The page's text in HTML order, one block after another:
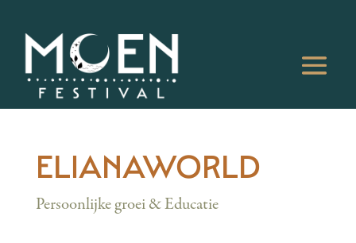
ELIANAWORLD
Persoonlijke groei & Educatie